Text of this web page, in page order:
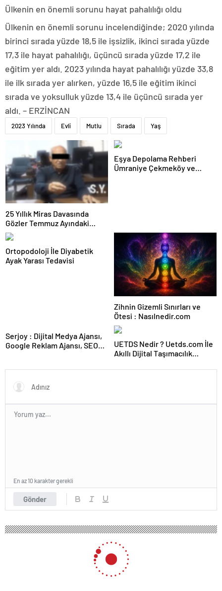
Ülkenin en önemli sorunu hayat pahalılığı oldu
Ülkenin en önemli sorunu incelendiğinde; 2020 yılında
birinci sırada yüzde 18,5 ile işsizlik, ikinci sırada yüzde
17,3 ile hayat pahalılığı, üçüncü sırada yüzde 17,2 ile
eğitim yer aldı. 2023 yılında hayat pahalılığı yüzde 33,8
ile ilk sırada yer alırken, yüzde 16,5 ile eğitim ikinci
sırada ve yoksulluk yüzde 13,4 ile üçüncü sırada yer
aldı. – ERZİNCAN
2023 Yılında Evli Mutlu Sırada Yaş
25 Yıllık Miras Davasında
Gözler Temmuz Ayındaki
Karar Duruşmasına Çevrildi
Eşya Depolama Rehberi
Ümraniye Çekmeköy ve
Ortopodoloji İle Diyabetik
Ayak Yarası Tedavisi
Zihnin Gizemli Sınırları ve
Ötesi : Nasılnedir.com
Serjoy : Dijital Medya Ajansı,
Google Reklam Ajansı, SEO
UETDS Nedir ? Uetds.com İle
Akıllı Dijital Taşımacılık
Gönder
En az 10 karakter gerekli